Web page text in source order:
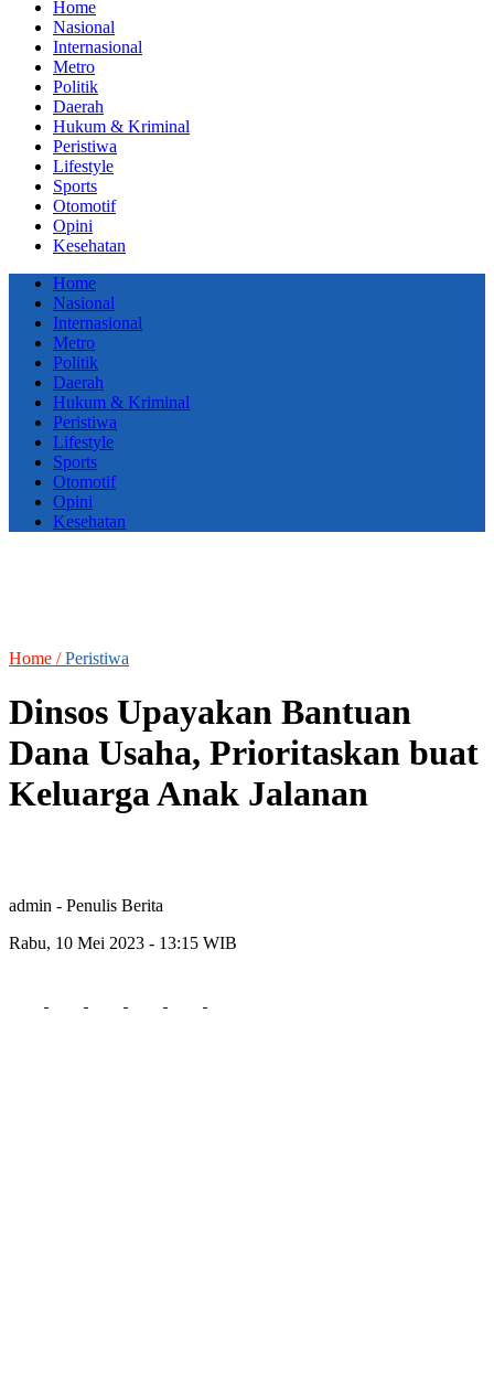
Home
Nasional
Internasional
Metro
Politik
Daerah
Hukum & Kriminal
Peristiwa
Lifestyle
Sports
Otomotif
Opini
Kesehatan
Home
Nasional
Internasional
Metro
Politik
Daerah
Hukum & Kriminal
Peristiwa
Lifestyle
Sports
Otomotif
Opini
Kesehatan
Home /Peristiwa
Dinsos Upayakan Bantuan
Dana Usaha, Prioritaskan buat
Keluarga Anak Jalanan
admin - Penulis Berita
Rabu, 10 Mei 2023 - 13:15 WIB